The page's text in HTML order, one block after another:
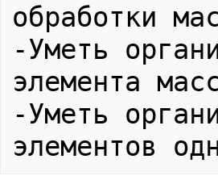
обработки
-Уметь
элемента
-Уметь